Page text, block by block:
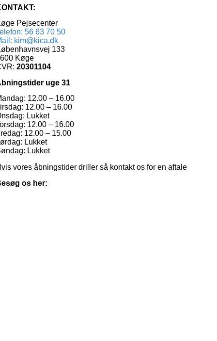
Pejsecenter
56 63 70 50
kim@kica.dk
133
Køge
20301104
uge 31
12.00 – 16.00
12.00 – 16.00
Lukket
12.00 – 16.00
12.00 – 15.00
Lukket
Lukket
vores åbningstider driller så kontakt os for en aftale
os her: